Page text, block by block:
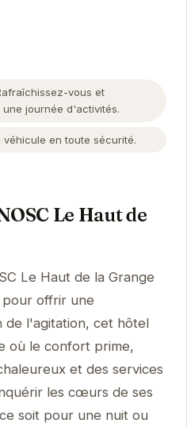
vous et
journée d'activités.
véhicule en toute sécurité.
Le Haut de
Le Haut de la Grange
offrir une
de l'agitation, cet hôtel
où le confort prime,
et des services
les cœurs de ses
soit pour une nuit ou